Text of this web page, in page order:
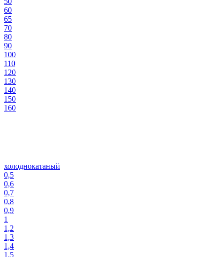
60
65
70
80
90
100
110
120
130
140
150
160
холоднокатаный
0,5
0,6
0,7
0,8
0,9
1
1,2
1,3
1,4
1,5